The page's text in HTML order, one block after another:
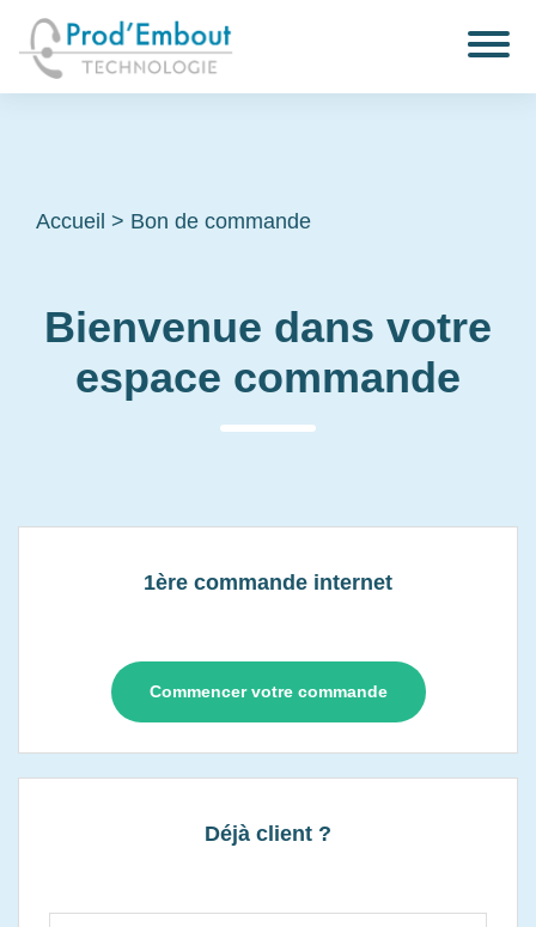
Accueil > Bon de commande
Bienvenue dans votre
espace commande
1ère commande internet
Commencer votre commande
Déjà client ?